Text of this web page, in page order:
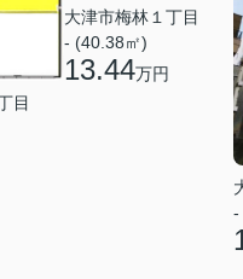
目
大津市梅林１丁目
- (40.38㎡)
13.44万円
-